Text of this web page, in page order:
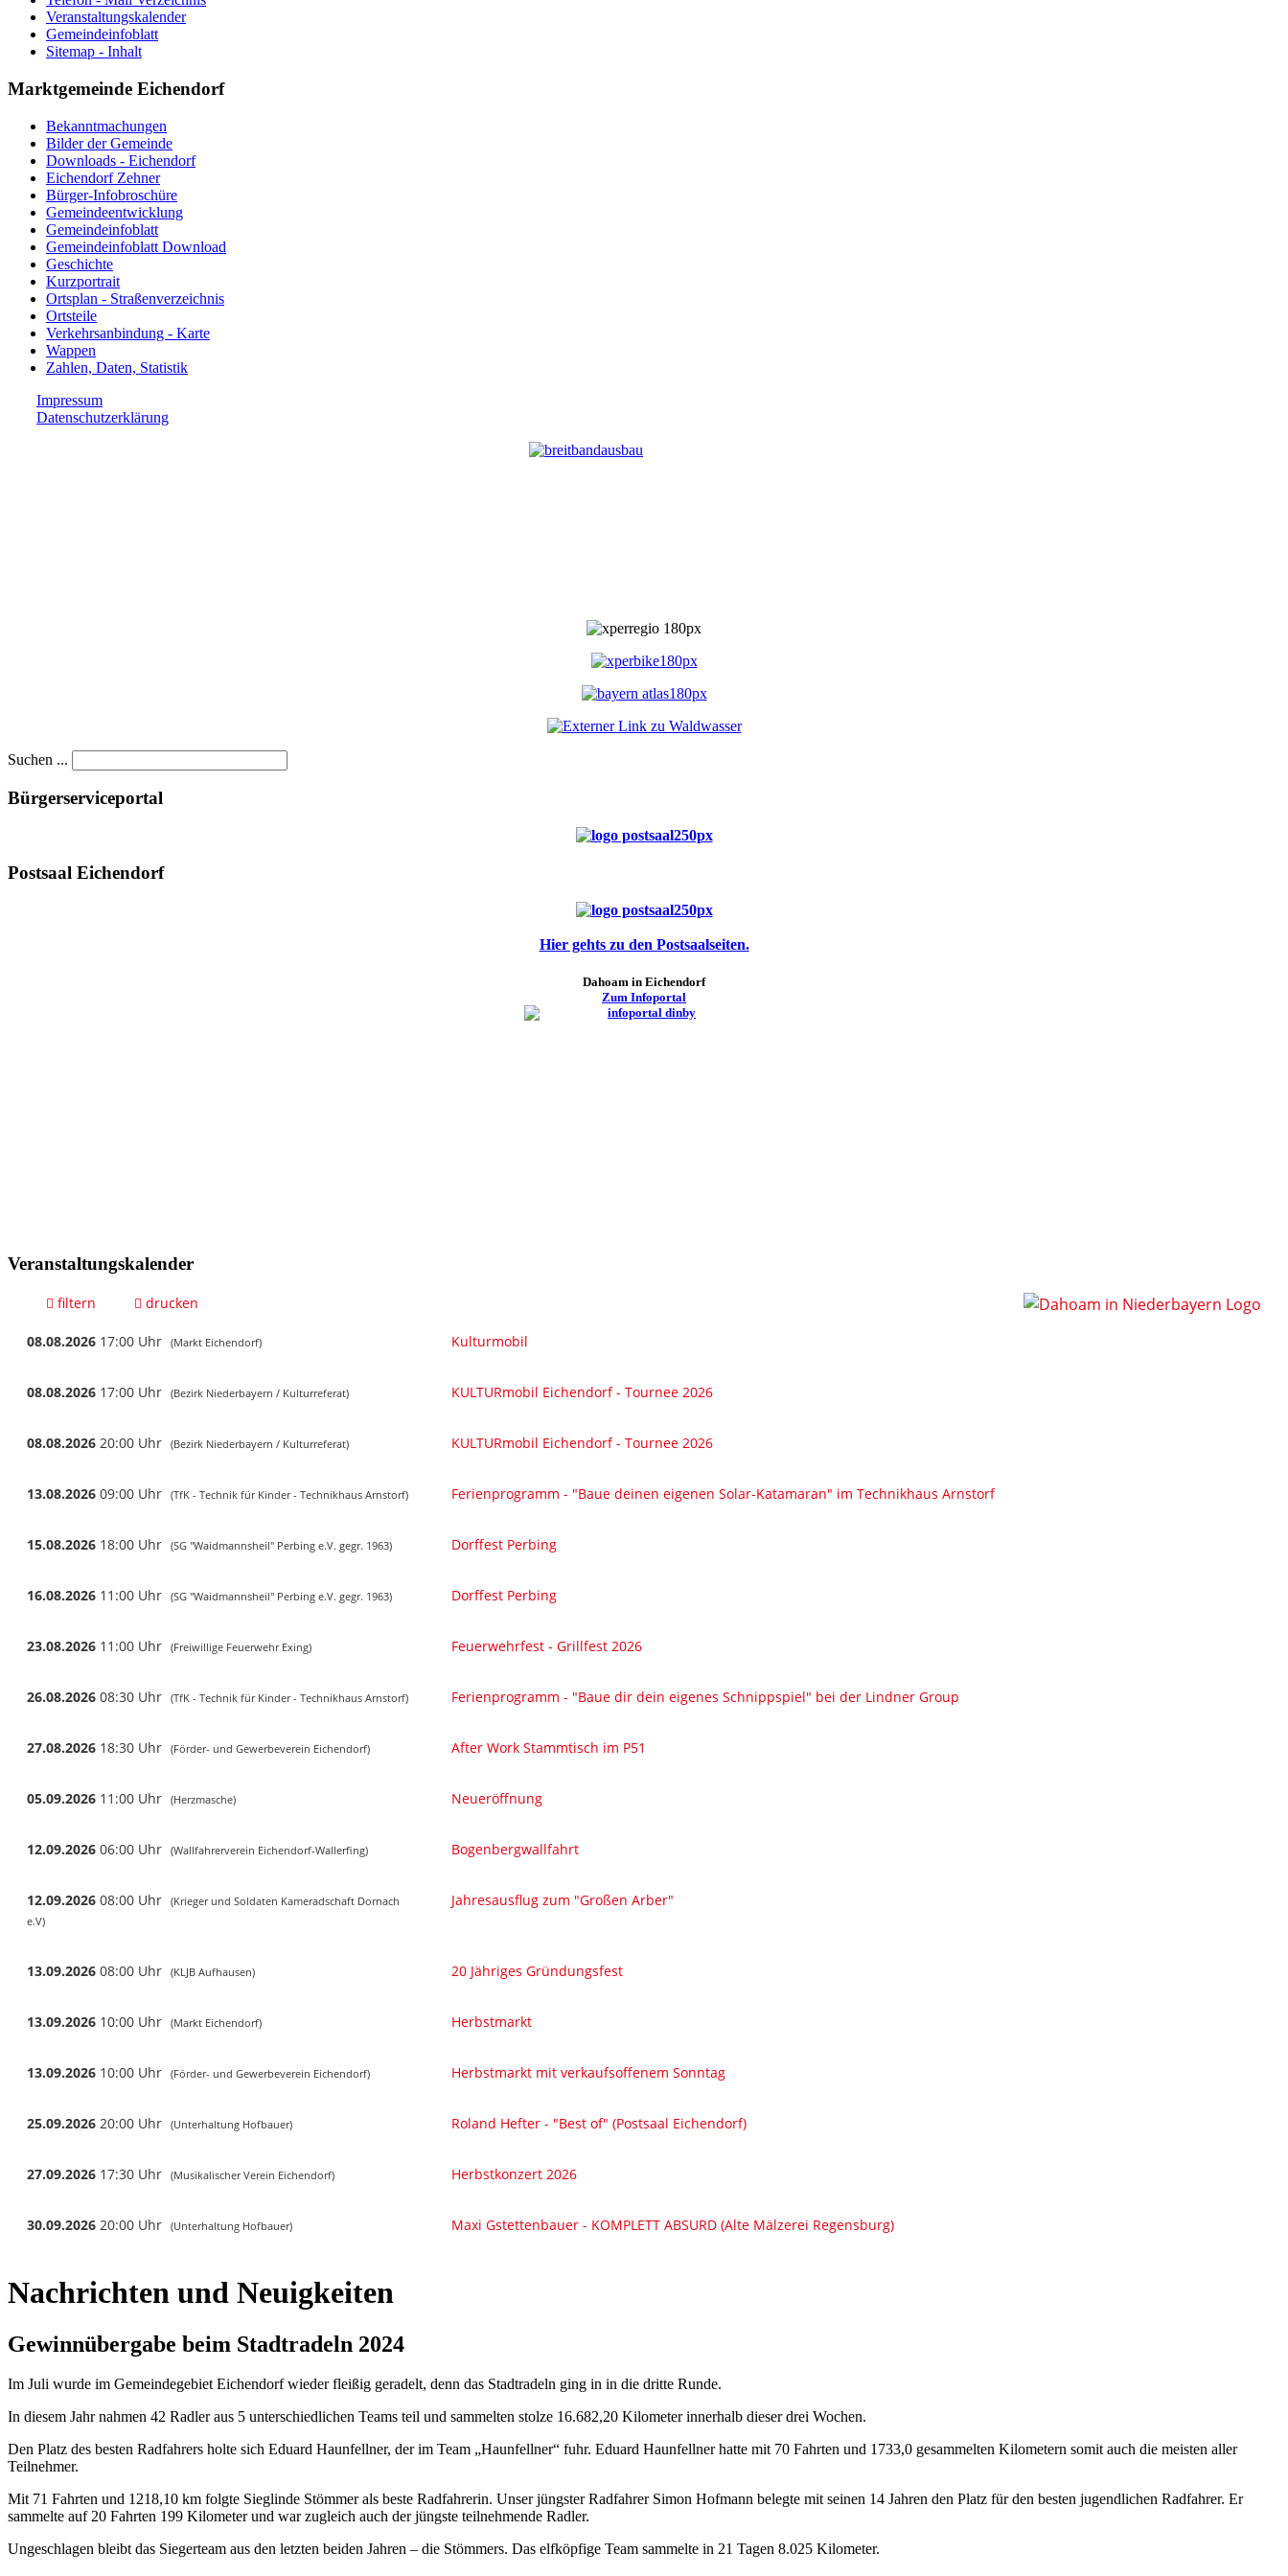
Veranstaltungskalender
Gemeindeinfoblatt
Sitemap - Inhalt
Marktgemeinde Eichendorf
Bekanntmachungen
Bilder der Gemeinde
Downloads - Eichendorf
Eichendorf Zehner
Bürger-Infobroschüre
Gemeindeentwicklung
Gemeindeinfoblatt
Gemeindeinfoblatt Download
Geschichte
Kurzportrait
Ortsplan - Straßenverzeichnis
Ortsteile
Verkehrsanbindung - Karte
Wappen
Zahlen, Daten, Statistik
Impressum
Datenschutzerklärung
Suchen ...
Bürgerserviceportal
Postsaal Eichendorf
Hier gehts zu den Postsaalseiten.
Dahoam in Eichendorf
Zum Infoportal
Veranstaltungskalender
Nachrichten und Neuigkeiten
Gewinnübergabe beim Stadtradeln 2024
Im Juli wurde im Gemeindegebiet Eichendorf wieder fleißig geradelt, denn das Stadtradeln ging in in die dritte Runde.
In diesem Jahr nahmen 42 Radler aus 5 unterschiedlichen Teams teil und sammelten stolze 16.682,20 Kilometer innerhalb dieser drei Wochen.
Den Platz des besten Radfahrers holte sich Eduard Haunfellner, der im Team „Haunfellner“ fuhr. Eduard Haunfellner hatte mit 70 Fahrten und 1733,0 gesammelten Kilometern somit auch die meisten aller
Teilnehmer.
Mit 71 Fahrten und 1218,10 km folgte Sieglinde Stömmer als beste Radfahrerin. Unser jüngster Radfahrer Simon Hofmann belegte mit seinen 14 Jahren den Platz für den besten jugendlichen Radfahrer. Er
sammelte auf 20 Fahrten 199 Kilometer und war zugleich auch der jüngste teilnehmende Radler.
Ungeschlagen bleibt das Siegerteam aus den letzten beiden Jahren – die Stömmers. Das elfköpfige Team sammelte in 21 Tagen 8.025 Kilometer.